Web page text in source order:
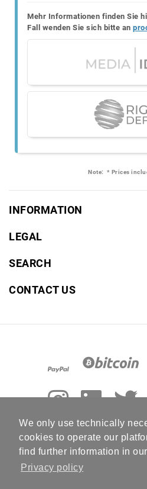
We only use technically
cookies to operate our
find further information in our
Privacy policy
Mehr Informationen finden Sie
Fall wenden Sie sich bitte an
Note: * Prices
INFORMATION
LEGAL
SEARCH
CONTACT US
© 2006 - 2026 RC Photo Stock.
registered figurative mark of